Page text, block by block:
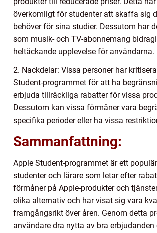
överkomligt för studenter att skaffa sig
behöver för sina studier. Dessutom har
som musik- och TV-abonnemang
heltäckande upplevelse för användarna.
2. Nackdelar: Vissa personer har
Student-programmet för att ha
erbjuda tillräckliga rabatter för vissa
Dessutom kan vissa förmåner vara
specifika perioder eller ha vissa
Sammanfattning:
Apple Student-programmet är ett
studenter och lärare som letar efter
förmåner på Apple-produkter och
olika alternativ och har visat sig vara
framgångsrikt över åren. Genom detta
användare dra nytta av bra erbjudanden